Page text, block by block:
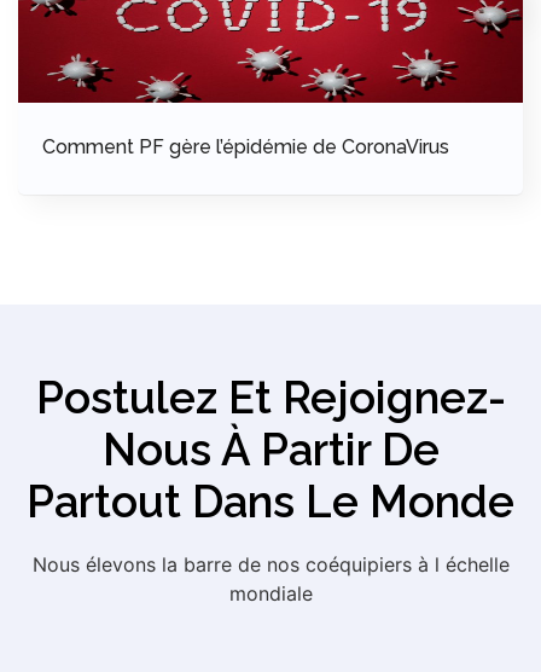
Comment PF gère l’épidémie de CoronaVirus
Postulez Et Rejoignez-
Nous À Partir De
Partout Dans Le Monde
Nous élevons la barre de nos coéquipiers à l échelle
mondiale